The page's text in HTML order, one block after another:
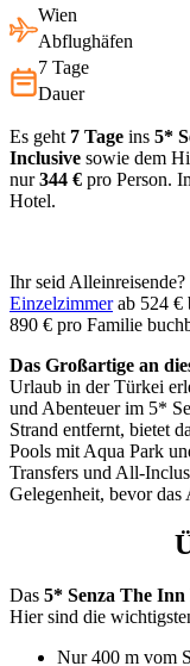
Wien
Abflughäfen
7 Tage
Dauer
Es geht 7 Tage ins 5*
Inclusive sowie dem
nur344 € pro Person.
Hotel.
Ihr seid
Einzelzimmerab 524 €
890 € pro Familie
Das Großartige an
Urlaub in der Türkei
und Abenteuer im 5*
Strand entfernt, bietet
Pools mit Aqua Park
Transfers und All-
Gelegenheit, bevor
Das 5* Senza The
Hier sind die
Nur 400 m vom